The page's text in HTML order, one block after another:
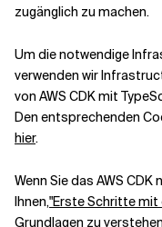
zugänglich zu machen.
Um die notwendige
verwenden wir
von AWS CDK mit
Den entsprechenden
hier.
Wenn Sie das AWS
Ihnen,"Erste Schritte mit
Grundlagen zu